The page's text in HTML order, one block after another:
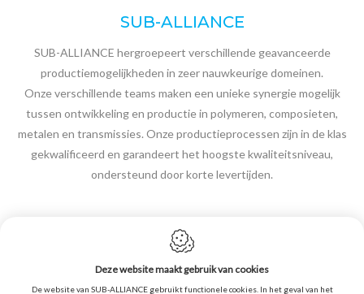
SUB-ALLIANCE
SUB-ALLIANCE hergroepeert verschillende geavanceerde
productiemogelijkheden in zeer nauwkeurige domeinen.
Onze verschillende teams maken een unieke synergie mogelijk
tussen ontwikkeling en productie in polymeren, composieten,
metalen en transmissies. Onze productieprocessen zijn in de klas
gekwalificeerd en garandeert het hoogste kwaliteitsniveau,
ondersteund door korte levertijden.
Cookie policy
Deze website maakt gebruik van cookies
De website van SUB-ALLIANCE gebruikt functionele cookies. In het geval van het